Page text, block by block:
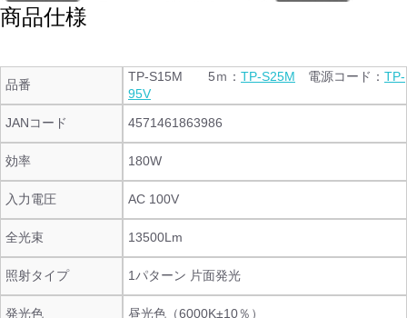
商品仕様
品番
TP-S15M 5ｍ： TP-S25M 電源コード： TP-
95V
JANコード
4571461863986
効率 180W
入力電圧 AC 100V
全光束 13500Lm
照射タイプ 1パターン 片面発光
発光色 昼光色（6000K±10％）